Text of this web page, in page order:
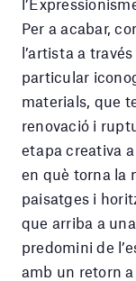
Per a acabar,
l’artista a
particular
materials, que
renovació i
etapa creativa
en què torna la
paisatges i
que arriba a
predomini de
amb un retorn